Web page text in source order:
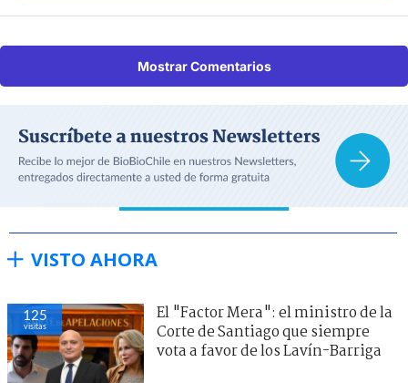
Mostrar Comentarios
VISTO AHORA
125
visitas
El "Factor Mera": el ministro de la
Corte de Santiago que siempre
vota a favor de los Lavín-Barriga